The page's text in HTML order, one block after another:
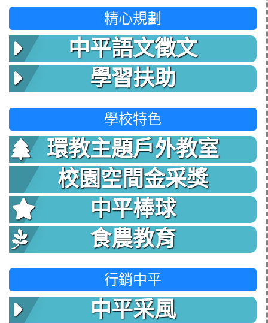
精心規劃
中平語文徵文
學習扶助
學校特色
環教主題戶外教室
校園空間金采獎
中平棒球
食農教育
行銷中平
中平采風